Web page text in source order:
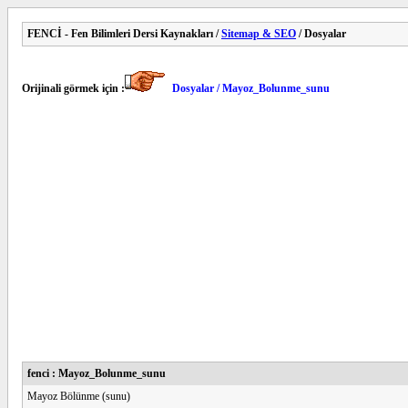
FENCİ - Fen Bilimleri Dersi Kaynakları /Sitemap & SEO / Dosyalar
Orijinali görmek için : Dosyalar / Mayoz_Bolunme_sunu
fenci : Mayoz_Bolunme_sunu
Mayoz Bölünme (sunu)